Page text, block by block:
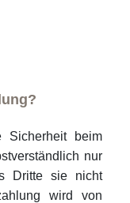
Sicherheit beim
nur
Dritte sie nicht
wird von